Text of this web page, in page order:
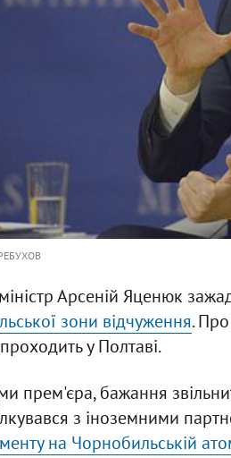
Арсеній Яценюк
зони відчуження.
у Полтаві.
прем'єра, бажання
з іноземними
на Чорнобильській